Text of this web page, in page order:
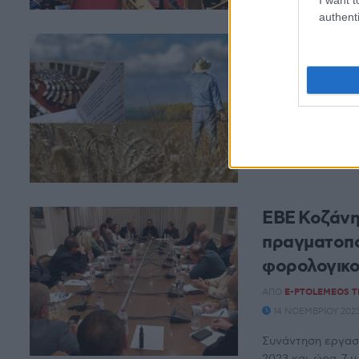
E-PTOLEMEOS
Όλο και πιο
ΕΒΕ
ΑΠΌ E-PTOLEMEOS
14 ΝΟΕΜΒΡΊΟΥ
Συνάντηση